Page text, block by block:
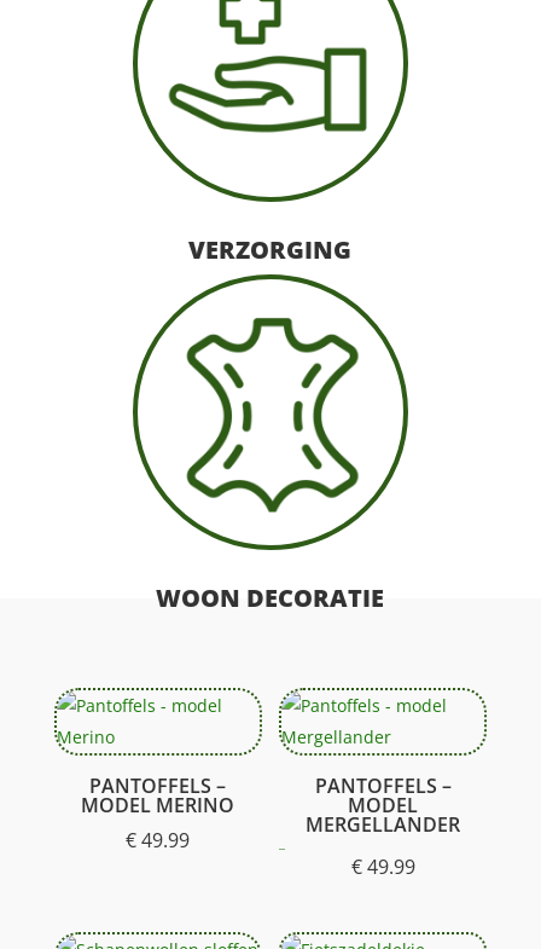
VERZORGING
WOON DECORATIE
PANTOFFELS –
MODEL MERINO
€49.99
PANTOFFELS –
MODEL
MERGELLANDER
€49.99